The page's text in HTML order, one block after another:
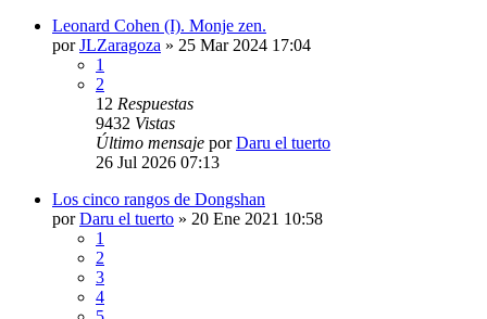
Leonard Cohen (I). Monje zen.
porJLZaragoza » 25 Mar 2024 17:04
1
2
12 Respuestas
9432 Vistas
Último mensaje porDaru el tuerto
26 Jul 2026 07:13
Los cinco rangos de Dongshan
porDaru el tuerto » 20 Ene 2021 10:58
1
2
3
4